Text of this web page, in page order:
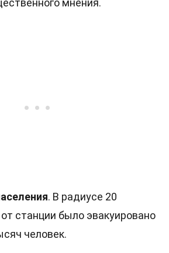
мнения.
. В радиусе 20
станции было эвакуировано
человек.